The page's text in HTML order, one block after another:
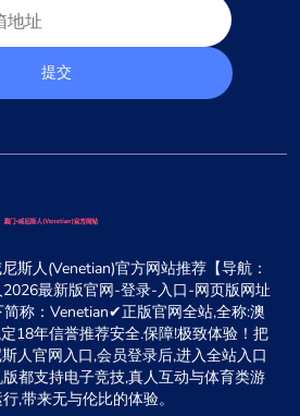
提交
斯人(Venetian)官方网站推荐【导航：
最新版官网-登录-入口-网页版网址
简称：Venetian✔正版官网全站,全称:澳
18年信誉推荐安全.保障!极致体验！把
人官网入口,会员登录后,进入全站入口
都支持电子竞技,真人互动与体育类游
,带来无与伦比的体验。